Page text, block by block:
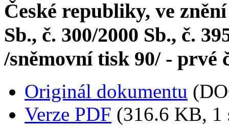
České republiky, ve
Sb., č. 300/2000 Sb., č.
/sněmovní tisk 90/ - prvé
Originál dokumentu
Verze PDF (316.6 KB, 1